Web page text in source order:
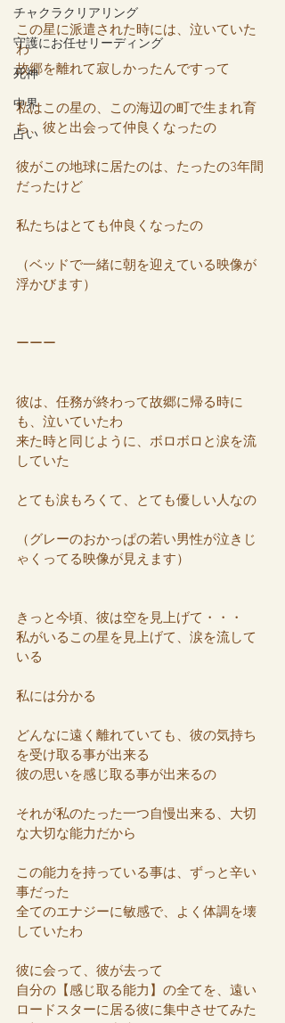
チャクラクリアリング
守護にお任せリーディング
死神
中界
占い
この星に派遣された時には、泣いていた
わ
故郷を離れて寂しかったんですって
私はこの星の、この海辺の町で生まれ育
ち、彼と出会って仲良くなったの
彼がこの地球に居たのは、たったの3年間
だったけど
私たちはとても仲良くなったの
（ベッドで一緒に朝を迎えている映像が
浮かびます）
ーーー
彼は、任務が終わって故郷に帰る時に
も、泣いていたわ
来た時と同じように、ボロボロと涙を流
していた
とても涙もろくて、とても優しい人なの
（グレーのおかっぱの若い男性が泣きじ
ゃくってる映像が見えます）
きっと今頃、彼は空を見上げて・・・
私がいるこの星を見上げて、涙を流して
いる
私には分かる
どんなに遠く離れていても、彼の気持ち
を受け取る事が出来る
彼の思いを感じ取る事が出来るの
それが私のたった一つ自慢出来る、大切
な大切な能力だから
この能力を持っている事は、ずっと辛い
事だった
全てのエナジーに敏感で、よく体調を壊
していたわ
彼に会って、彼が去って
自分の【感じ取る能力】の全てを、遠い
ロードスターに居る彼に集中させてみた